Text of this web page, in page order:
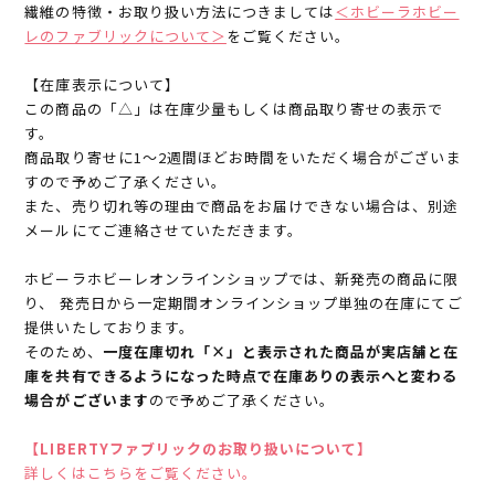
繊維の特徴・お取り扱い方法につきましては＜ホビーラホビー
レのファブリックについて＞ をご覧ください。
【在庫表示について】
この商品の「△」は在庫少量もしくは商品取り寄せの表示で
す。
商品取り寄せに1～2週間ほどお時間をいただく場合がございま
すので予めご了承ください。
また、売り切れ等の理由で商品をお届けできない場合は、別途
メールにてご連絡させていただきます。
ホビーラホビーレオンラインショップでは、新発売の商品に限
り、 発売日から一定期間オンラインショップ単独の在庫にてご
提供いたしております。
そのため、 一度在庫切れ「×」と表示された商品が実店舗と在
庫を共有できるようになった時点で在庫ありの表示へと変わる
場合がございますので予めご了承ください。
【LIBERTYファブリックのお取り扱いについて】
詳しくはこちらをご覧ください。